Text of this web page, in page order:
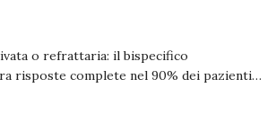
o refrattaria: il bispecifico
risposte complete nel 90% dei pazienti…